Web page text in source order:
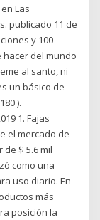
Las
publicado 11 de
y 100
del mundo
al santo, ni
un básico de
).
1. Fajas
el mercado de
$ 5.6 mil
como una
uso diario. En
más
posición la